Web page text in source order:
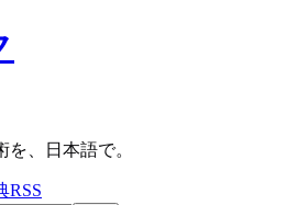
、日本語で。
RSS